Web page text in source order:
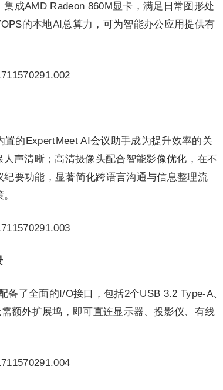
成AMD Radeon 860M显卡，满足日常图形处
的本地AI总算力，可为智能办公应用提供有
的ExpertMeet AI会议助手成为提升效率的关
声清晰；高清摄像头配合智能影像优化，在不
要功能，显著简化跨语言沟通与信息整理流
了全面的I/O接口，包括2个USB 3.2 Type-A、
额外扩展坞，即可直连显示器、投影仪、有线